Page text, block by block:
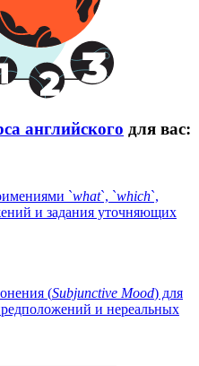
английского для вас:
`what`, `which`,
и задания уточняющих
(Subjunctive Mood) для
и нереальных